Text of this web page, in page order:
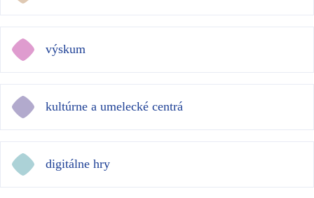
výskum
kultúrne a umelecké centrá
digitálne hry